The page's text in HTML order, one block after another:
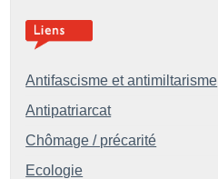
Antifascisme et antimiltarisme
Antipatriarcat
Chômage / précarité
Ecologie